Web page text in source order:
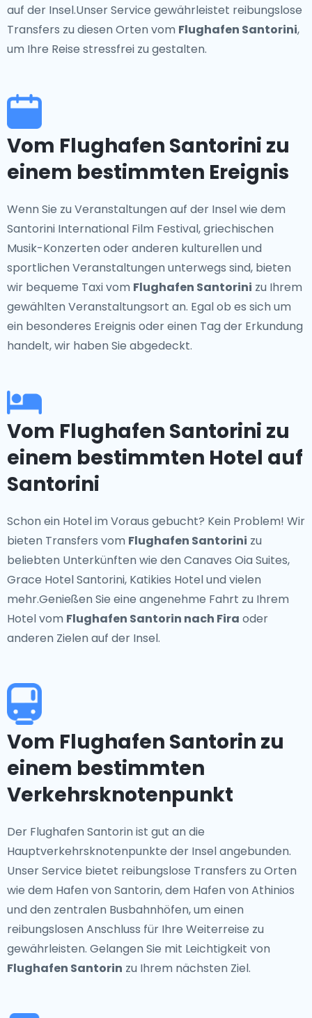
auf der Insel.Unser Service gewährleistet reibungslose
Transfers zu diesen Orten vom Flughafen Santorini,
um Ihre Reise stressfrei zu gestalten.
Vom Flughafen Santorini zu
einem bestimmten Ereignis
Wenn Sie zu Veranstaltungen auf der Insel wie dem
Santorini International Film Festival, griechischen
Musik-Konzerten oder anderen kulturellen und
sportlichen Veranstaltungen unterwegs sind, bieten
wir bequeme Taxi vom Flughafen Santorini zu Ihrem
gewählten Veranstaltungsort an. Egal ob es sich um
ein besonderes Ereignis oder einen Tag der Erkundung
handelt, wir haben Sie abgedeckt.
Vom Flughafen Santorini zu
einem bestimmten Hotel auf
Santorini
Schon ein Hotel im Voraus gebucht? Kein Problem! Wir
bieten Transfers vom Flughafen Santorini zu
beliebten Unterkünften wie den Canaves Oia Suites,
Grace Hotel Santorini, Katikies Hotel und vielen
mehr.Genießen Sie eine angenehme Fahrt zu Ihrem
Hotel vom Flughafen Santorin nach Fira oder
anderen Zielen auf der Insel.
Vom Flughafen Santorin zu
einem bestimmten
Verkehrsknotenpunkt
Der Flughafen Santorin ist gut an die
Hauptverkehrsknotenpunkte der Insel angebunden.
Unser Service bietet reibungslose Transfers zu Orten
wie dem Hafen von Santorin, dem Hafen von Athinios
und den zentralen Busbahnhöfen, um einen
reibungslosen Anschluss für Ihre Weiterreise zu
gewährleisten. Gelangen Sie mit Leichtigkeit von
Flughafen Santorin zu Ihrem nächsten Ziel.